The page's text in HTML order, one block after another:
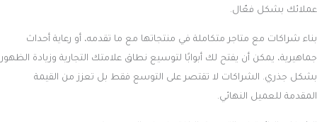
عملائك بشكل فعّال.
بناء شراكات مع متاجر متكاملة في منتجاتها مع ما تقدمه، أو رعاية أحداث
جماهيرية، يمكن أن يفتح لك أبوابًا لتوسيع نطاق علامتك التجارية وزيادة الظهور
بشكل جذري. الشراكات لا تقتصر على التوسع فقط بل تعزز من القيمة
المقدمة للعميل النهائي.